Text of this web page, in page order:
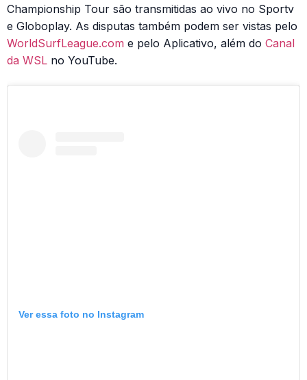
Championship Tour são transmitidas ao vivo no Sportv
e Globoplay. As disputas também podem ser vistas pelo
WorldSurfLeague.com e pelo Aplicativo, além do Canal
da WSL no YouTube.
Ver essa foto no Instagram